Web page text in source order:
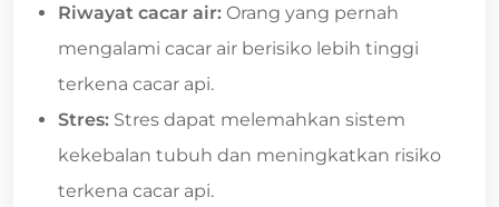
Riwayat cacar air: Orang yang pernah
mengalami cacar air berisiko lebih tinggi
terkena cacar api.
Stres: Stres dapat melemahkan sistem
kekebalan tubuh dan meningkatkan risiko
terkena cacar api.